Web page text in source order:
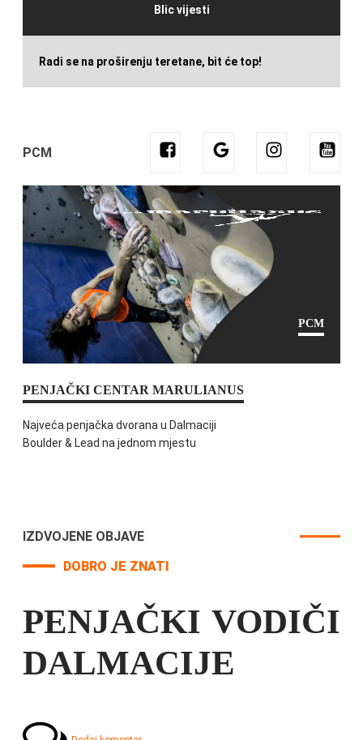
Blic vijesti
Radi se na proširenju teretane, bit će top!
PCM
PCM
PENJAČKI CENTAR MARULIANUS
Najveća penjačka dvorana u Dalmaciji
Boulder & Lead na jednom mjestu
IZDVOJENE OBJAVE
DOBRO JE ZNATI
PENJAČKI VODIČI
DALMACIJE